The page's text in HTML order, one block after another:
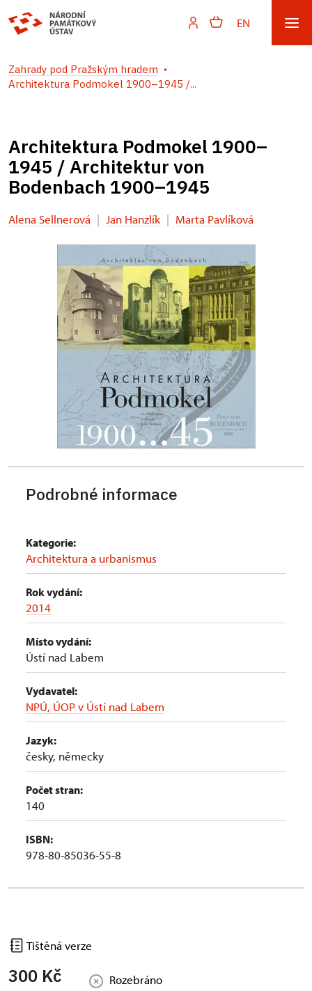
EN
Zahrady pod Pražským hradem
Architektura Podmokel 1900–1945 /...
Architektura Podmokel 1900–
1945 / Architektur von
Bodenbach 1900–1945
Alena Sellnerová | Jan Hanzlík | Marta Pavlíková
Podrobné informace
Kategorie:
Architektura a urbanismus
Rok vydání:
2014
Místo vydání:
Ústí nad Labem
Vydavatel:
NPÚ, ÚOP v Ústí nad Labem
Jazyk:
česky, německy
Počet stran:
140
ISBN:
978-80-85036-55-8
Tištěná verze
300 Kč Rozebráno